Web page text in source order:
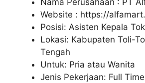
Nama Perusahaan : PT
Website : https://
Posisi: Asisten Kepala
Lokasi: Kabupaten Toli-
Tengah
Untuk: Pria atau Wanita
Jenis Pekerjaan: Full Time